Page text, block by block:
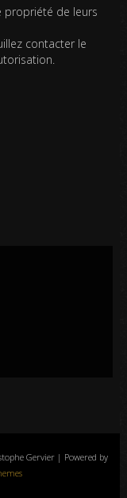
propriété de leurs
contacter le
Gervier | Powered by